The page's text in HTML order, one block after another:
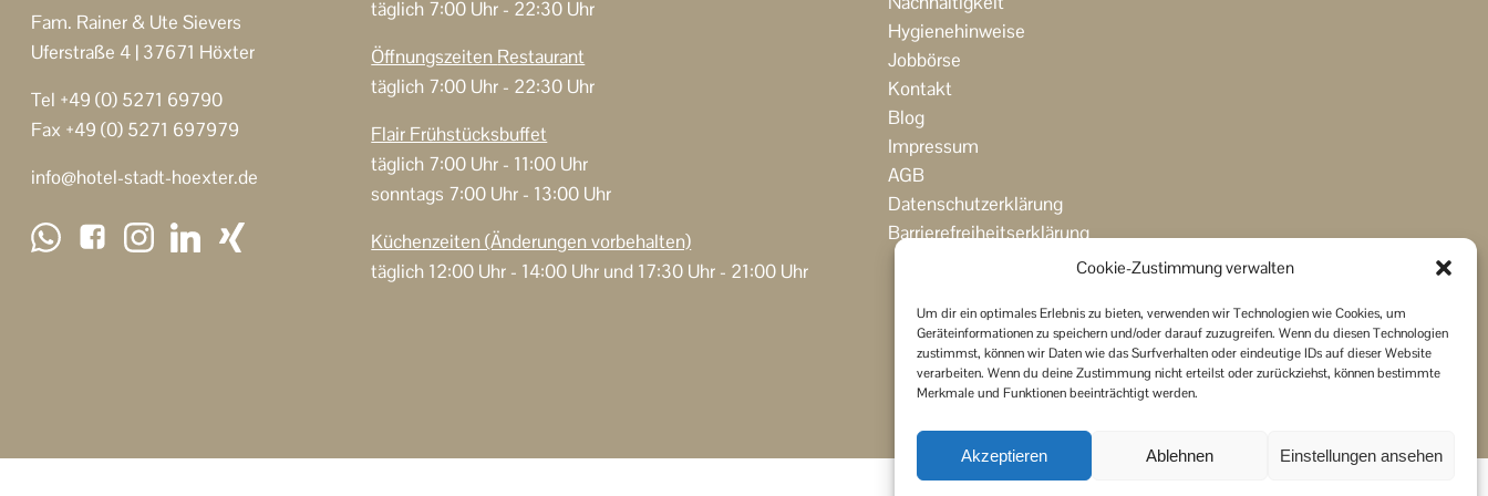
Cookie-Zustimmung verwalten
Um dir ein optimales Erlebnis zu bieten, verwenden wir Technologien wie Cookies, um
Geräteinformationen zu speichern und/oder darauf zuzugreifen. Wenn du diesen Technologien
zustimmst, können wir Daten wie das Surfverhalten oder eindeutige IDs auf dieser Website
verarbeiten. Wenn du deine Zustimmung nicht erteilst oder zurückziehst, können bestimmte
Merkmale und Funktionen beeinträchtigt werden.
Akzeptieren Ablehnen Einstellungen ansehen
Fam. Rainer & Ute Sievers
Uferstraße 4 | 37671 Höxter
Tel +49 (0) 5271 69790
Fax +49 (0) 5271 697979
info@hotel-stadt-hoexter.de
täglich 7:00 Uhr - 22:30 Uhr
Öffnungszeiten Restaurant
täglich 7:00 Uhr - 22:30 Uhr
Flair Frühstücksbuffet
täglich 7:00 Uhr - 11:00 Uhr
sonntags 7:00 Uhr - 13:00 Uhr
Küchenzeiten (Änderungen vorbehalten)
täglich 12:00 Uhr - 14:00 Uhr und 17:30 Uhr - 21:00 Uhr
Hygienehinweise
Jobbörse
Kontakt
Blog
Impressum
AGB
Datenschutzerklärung
Barrierefreiheitserklärung